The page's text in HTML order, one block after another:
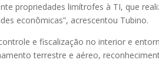
propriedades limítrofes à TI, que
econômicas”, acrescentou Tubino.
e fiscalização no interior e
terrestre e aéreo,